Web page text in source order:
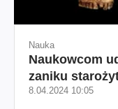
Nauka
Naukowcom
zaniku
8.04.2024 10:05